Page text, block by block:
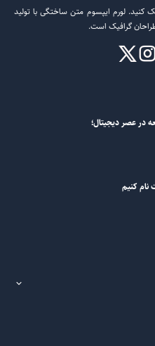
کنید. لورم ایپسوم متن ساختگی با تولید
گرافیک است.
در عصر دیجیتال؛
نام کنیم